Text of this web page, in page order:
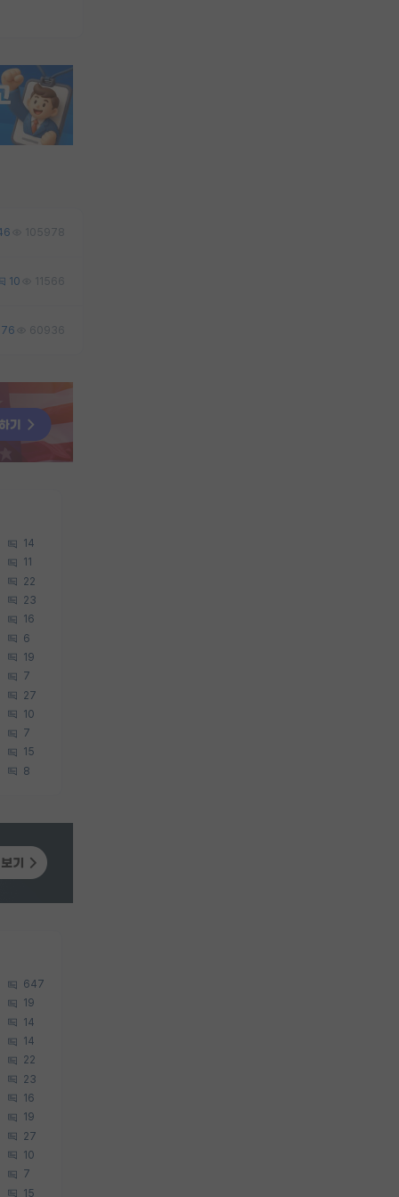
105978
10 11566
76 60936
14
11
22
23
16
6
19
7
27
10
7
15
8
647
19
14
14
22
23
16
19
27
10
7
15